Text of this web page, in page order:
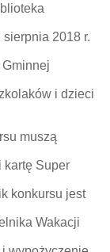
2018 r.
i dzieci
muszą
kartę Super
konkursu jest
Wakacji